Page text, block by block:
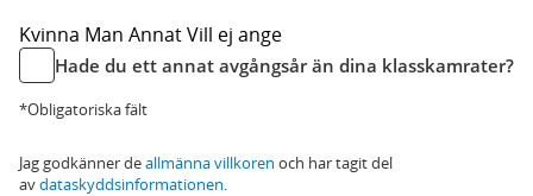
Kvinna Man AnnatVill ej ange
Hade du ett annat avgångsår än dina klasskamrater?
*Obligatoriska fält
Jag godkänner deallmänna villkoren och har tagit del
avdataskyddsinformationen.